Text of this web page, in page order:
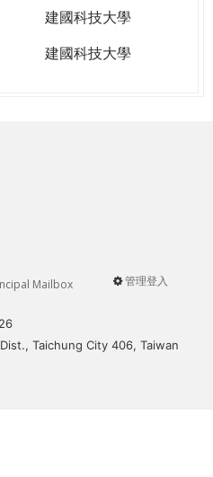
建國科技大學
建國科技大學
User
管理登入
Mailbox
Taichung City 406, Taiwan